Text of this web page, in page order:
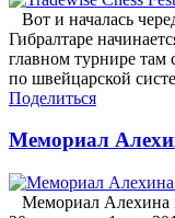
Вот и началась
Гибралтаре
главном турнире там
по швейцарской
Поделиться
Мемориал
Мемориал Алехина